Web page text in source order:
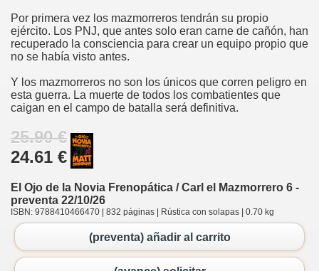
Por primera vez los mazmorreros tendrán su propio
ejército. Los PNJ, que antes solo eran carne de cañón, han
recuperado la consciencia para crear un equipo propio que
no se había visto antes.
Y los mazmorreros no son los únicos que corren peligro en
esta guerra. La muerte de todos los combatientes que
caigan en el campo de batalla será definitiva.
25.90 €
24.61 €
El Ojo de la Novia Frenopática / Carl el Mazmorrero 6 -
preventa 22/10/26
ISBN: 9788410466470 | 832 páginas | Rústica con solapas | 0.70 kg
(preventa) añadir al carrito